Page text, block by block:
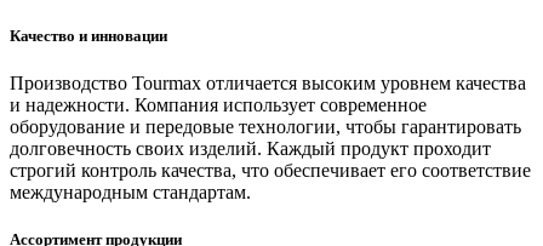
Качество и инновации
Производство Tourmax отличается высоким уровнем качества
и надежности. Компания использует современное
оборудование и передовые технологии, чтобы гарантировать
долговечность своих изделий. Каждый продукт проходит
строгий контроль качества, что обеспечивает его соответствие
международным стандартам.
Ассортимент продукции